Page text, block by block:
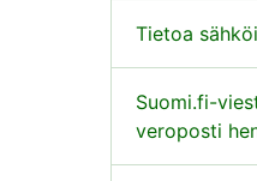
Tietoa
Suomi.fi-
veroposti